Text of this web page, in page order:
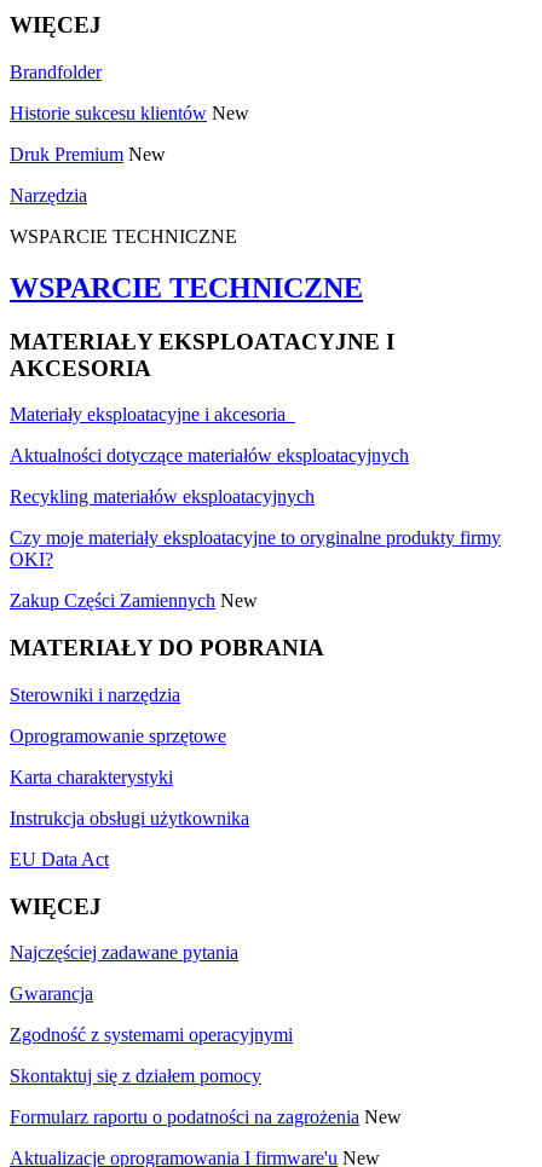
WIĘCEJ
Brandfolder
Historie sukcesu klientów New
Druk Premium New
Narzędzia
WSPARCIE TECHNICZNE
WSPARCIE TECHNICZNE
MATERIAŁY EKSPLOATACYJNE I
AKCESORIA
Materiały eksploatacyjne i akcesoria
Aktualności dotyczące materiałów eksploatacyjnych
Recykling materiałów eksploatacyjnych
Czy moje materiały eksploatacyjne to oryginalne produkty firmy
OKI?
Zakup Części Zamiennych New
MATERIAŁY DO POBRANIA
Sterowniki i narzędzia
Oprogramowanie sprzętowe
Karta charakterystyki
Instrukcja obsługi użytkownika
EU Data Act
WIĘCEJ
Najczęściej zadawane pytania
Gwarancja
Zgodność z systemami operacyjnymi
Skontaktuj się z działem pomocy
Formularz raportu o podatności na zagrożenia New
Aktualizacje oprogramowania I firmware'u New